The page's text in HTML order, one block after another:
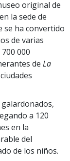
original de
en la sede de
se ha convertido
de varias
000
de La
a 120
en la
del
de los niños.